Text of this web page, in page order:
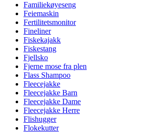
Familiekøyeseng
Feiemaskin
Fertilitetsmonitor
Fineliner
Fiskekajakk
Fiskestang
Fjellsko
Fjerne mose fra plen
Flass Shampoo
Fleecejakke
Fleecejakke Barn
Fleecejakke Dame
Fleecejakke Herre
Flishugger
Flokekutter